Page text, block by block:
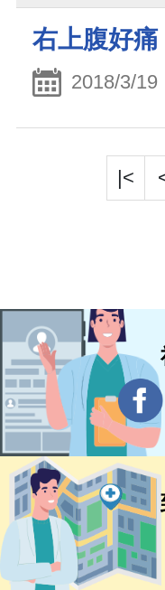
右上腹好
2018/3/19
|<